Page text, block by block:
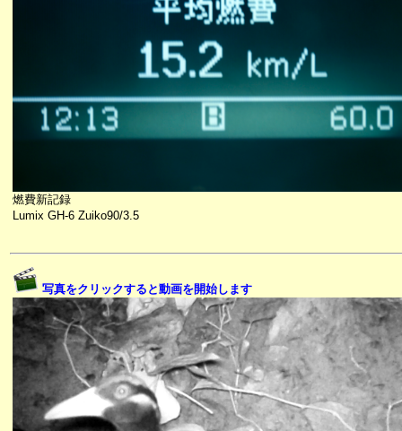
燃費新記録
Lumix GH-6 Zuiko90/3.5
写真をクリックすると動画を開始します